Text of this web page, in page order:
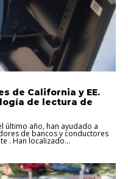
de California y EE.
de lectura de
último año, han ayudado a
de bancos y conductores
. Han localizado...